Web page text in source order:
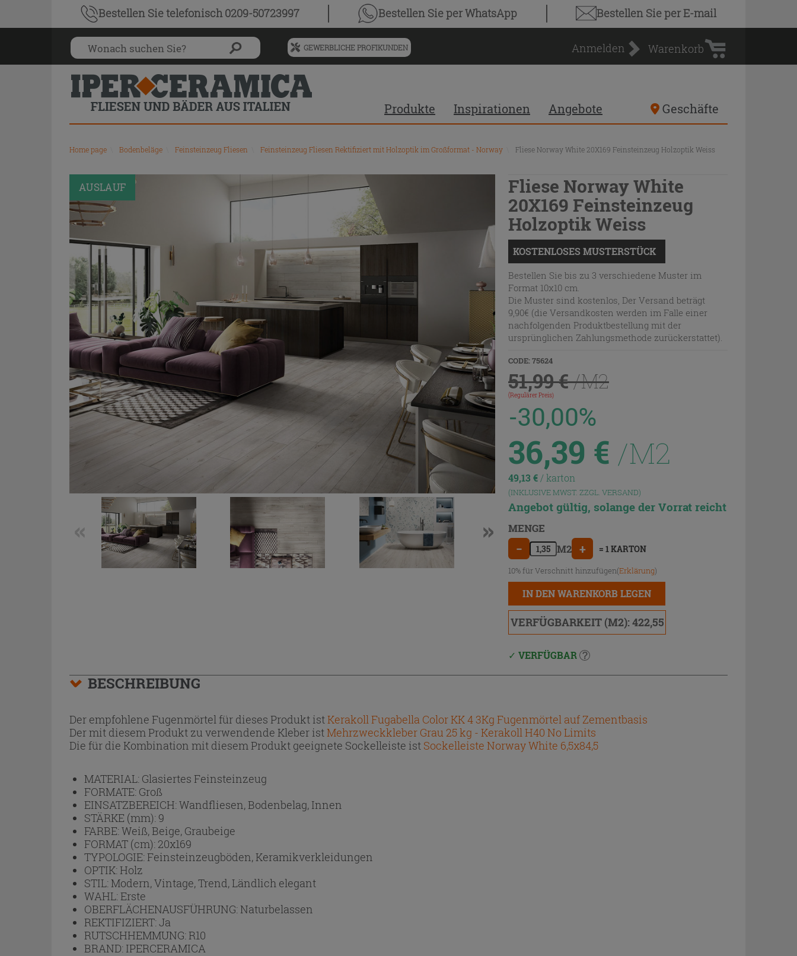
Bestellen Sietelefonisch 0209-50723997 Bestellen Sieper WhatsApp Bestellen Sieper E-mail
Menü
für
vorgeschlagenen
Siteinhalt
und
Suchprotokoll
GEWERBLICHE PROFIKUNDEN Anmelden
Warenkorb
Warenkorb
Produkte Inspirationen Angebote Geschäfte
Home page Bodenbeläge Feinsteinzeug Fliesen Feinsteinzeug Fliesen Rektifiziert mit Holzoptik im Großformat - Norway Fliese Norway White 20X169 Feinsteinzeug Holzoptik Weiss
PROMO
AUSLAUF
Fliese Norway White
20X169 Feinsteinzeug
Holzoptik Weiss
KOSTENLOSES MUSTERSTÜCK
Bestellen Sie bis zu 3 verschiedene Muster im
Format 10x10 cm.
Die Muster sind kostenlos, Der Versand beträgt
9,90€ (die Versandkosten werden im Falle einer
nachfolgenden Produktbestellung mit der
ursprünglichen Zahlungsmethode zurückerstattet).
CODE: 75624
51,99 €/M2
(Regulärer Preis)
-30,00%
36,39 € /M2
49,13€ / karton
(INKLUSIVE MWST. ZZGL. VERSAND)
Angebot gültig, solange der Vorrat reicht
MENGE
− M2 + = 1 KARTON
10% für Verschnitt hinzufügen(Erklärung)
IN DEN WARENKORB LEGEN
VERFÜGBARKEIT (M2): 422,55
VERFÜGBAR
BESCHREIBUNG
Der empfohlene Fugenmörtel für dieses Produkt istKerakoll Fugabella Color KK 4 3Kg Fugenmörtel auf Zementbasis
Der mit diesem Produkt zu verwendende Kleber istMehrzweckkleber Grau 25 kg - Kerakoll H40 No Limits
Die für die Kombination mit diesem Produkt geeignete Sockelleiste ist Sockelleiste Norway White 6,5x84,5
MATERIAL: Glasiertes Feinsteinzeug
FORMATE: Groß
EINSATZBEREICH:Wandfliesen, Bodenbelag, Innen
STÄRKE (mm): 9
FARBE:Weiß, Beige, Graubeige
FORMAT (cm): 20x169
TYPOLOGIE:Feinsteinzeugböden, Keramikverkleidungen
OPTIK:Holz
STIL:Modern, Vintage, Trend, Ländlich elegant
WAHL:Erste
OBERFLÄCHENAUSFÜHRUNG:Naturbelassen
REKTIFIZIERT:Ja
RUTSCHHEMMUNG:R10
BRAND: IPERCERAMICA